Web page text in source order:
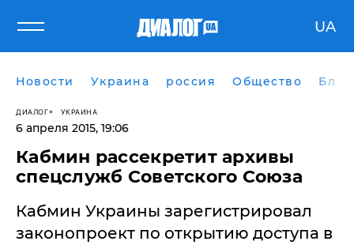
UA
Новости Украина россия Общество
ДИАЛОГ УКРАИНА
6 апреля 2015, 19:06
Кабмин рассекретит архивы
спецслужб Советского Союза
Кабмин Украины зарегистрировал
законопроект по открытию доступа в